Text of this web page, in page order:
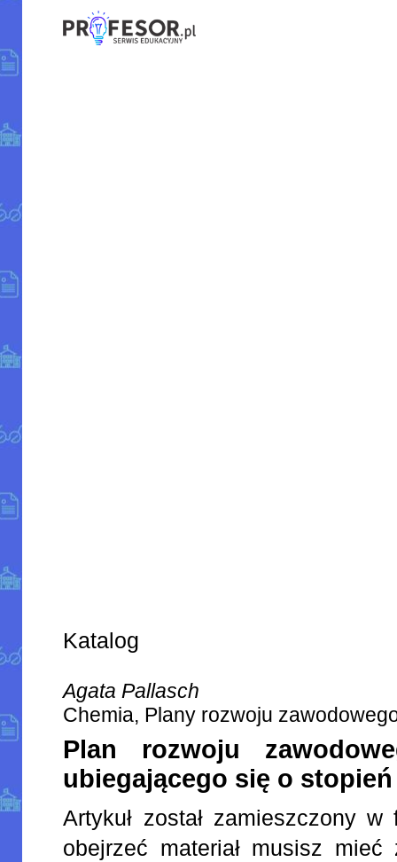
Katalog
Agata Pallasch
Chemia, Plany rozwoju
Plan rozwoju
ubiegającego się o
Artykuł został zamieszczony
obejrzeć materiał musisz mieć